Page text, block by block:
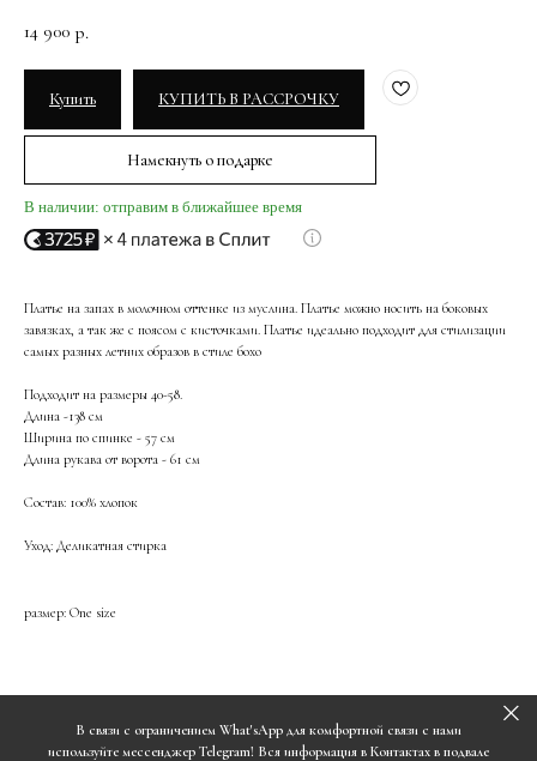
14 900 р.
Купить КУПИТЬ В РАССРОЧКУ
Намекнуть о подарке
В наличии: отправим в ближайшее время
Платье на запах в молочном оттенке из муслина. Платье можно носить на боковых
завязках, а так же с поясом с кисточками. Платье идеально подходит для стилизации
самых разных летних образов в стиле бохо
Подходит на размеры 40-58.
Длина -138 см
Ширина по спинке - 57 см
Длина рукава от ворота - 61 см
Состав: 100% хлопок
Уход: Деликатная стирка
размер: One size
В связи с ограничением What'sApp для комфортной связи с нами
используйте мессенджер Telegram! Вся информация в Контактах в подвале